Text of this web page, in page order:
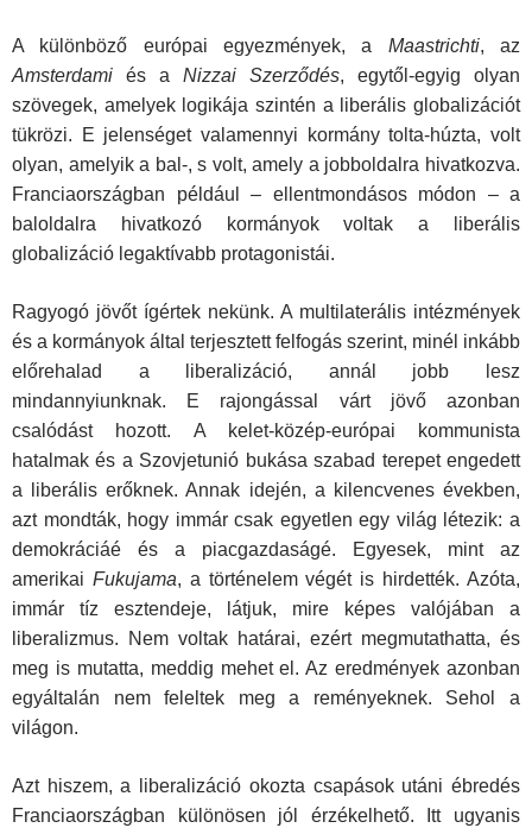
A különböző európai egyezmények, a Maastrichti, az
Amsterdami és a Nizzai Szerződés, egytől-egyig olyan
szövegek, amelyek logikája szintén a liberális globalizációt
tükrözi. E jelenséget valamennyi kormány tolta-húzta, volt
olyan, amelyik a bal-, s volt, amely a jobboldalra hivatkozva.
Franciaországban például – ellentmondásos módon – a
baloldalra hivatkozó kormányok voltak a liberális
globalizáció legaktívabb protagonistái.
Ragyogó jövőt ígértek nekünk. A multilaterális intézmények
és a kormányok által terjesztett felfogás szerint, minél inkább
előrehalad a liberalizáció, annál jobb lesz
mindannyiunknak. E rajongással várt jövő azonban
csalódást hozott. A kelet-közép-európai kommunista
hatalmak és a Szovjetunió bukása szabad terepet engedett
a liberális erőknek. Annak idején, a kilencvenes években,
azt mondták, hogy immár csak egyetlen egy világ létezik: a
demokráciáé és a piacgazdaságé. Egyesek, mint az
amerikai Fukujama, a történelem végét is hirdették. Azóta,
immár tíz esztendeje, látjuk, mire képes valójában a
liberalizmus. Nem voltak határai, ezért megmutathatta, és
meg is mutatta, meddig mehet el. Az eredmények azonban
egyáltalán nem feleltek meg a reményeknek. Sehol a
világon.
Azt hiszem, a liberalizáció okozta csapások utáni ébredés
Franciaországban különösen jól érzékelhető. Itt ugyanis